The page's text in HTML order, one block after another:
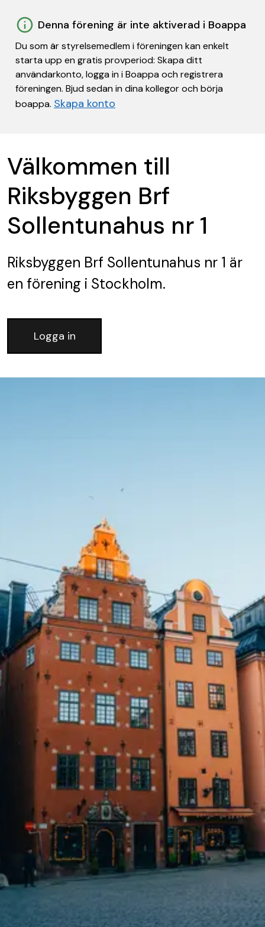
Denna förening är inte aktiverad i Boappa
Du som är styrelsemedlem i föreningen kan enkelt
starta upp en gratis provperiod: Skapa ditt
användarkonto, logga in i Boappa och registrera
föreningen. Bjud sedan in dina kollegor och börja
boappa. Skapa konto
Välkommen till
Riksbyggen Brf
Sollentunahus nr 1
Riksbyggen Brf Sollentunahus nr 1 är
en förening i Stockholm.
Logga in